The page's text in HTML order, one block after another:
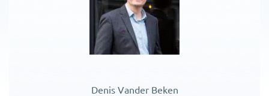
Denis Vander Beken